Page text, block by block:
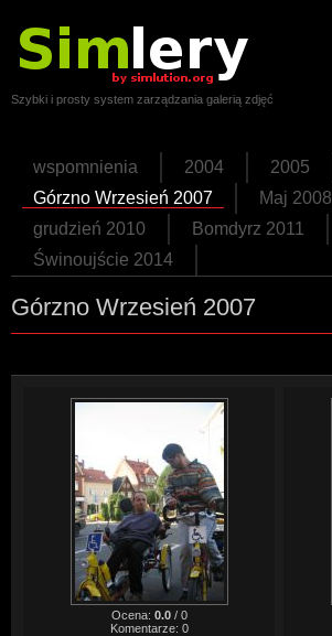
Szybki i prosty system zarządzania galerią zdjęć
wspomnienia 2004 2005
Górzno Wrzesień 2007
Maj 2008
grudzień 2010
Bomdyrz 2011
Świnoujście 2014
Górzno Wrzesień 2007
Ocena: 0.0/ 0
Komentarze: 0